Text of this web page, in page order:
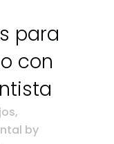
para
con
,
by